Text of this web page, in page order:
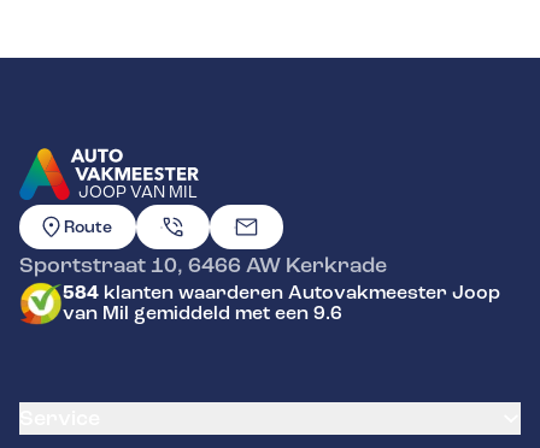
JOOP VAN MIL
GA NAAR DE HOMEPAGINA
Route
Sportstraat 10, 6466 AW Kerkrade
584 klanten waarderen Autovakmeester Joop
van Mil gemiddeld met een 9.6